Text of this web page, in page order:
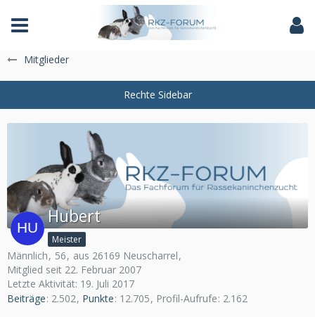
Das Fachforum der Rassekaninchenzucht
Mitglieder
Hubert
Meister
Männlich 56
aus 26169 Neuscharrel
Mitglied seit 22. Februar 2007
Letzte Aktivität: 19. Juli 2017
Beiträge 2.502 Punkte 12.705 Profil-Aufrufe 2.162